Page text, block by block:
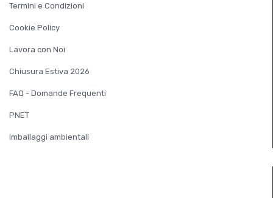
Termini e Condizioni
Cookie Policy
Lavora con Noi
Chiusura Estiva 2026
FAQ - Domande Frequenti
PNET
Imballaggi ambientali